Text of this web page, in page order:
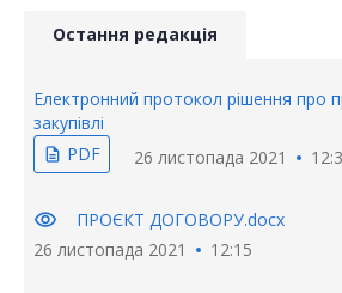
Остання редакція
Електронний протокол рішення про
закупівлі
description PDF 26 листопада 2021
visibility
ПРОЄКТ ДОГОВОРУ.docx
26 листопада 2021
12:15